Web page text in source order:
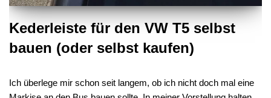
Kederleiste für den VW T5 selbst
bauen (oder selbst kaufen)
Ich überlege mir schon seit langem, ob ich nicht doch mal eine